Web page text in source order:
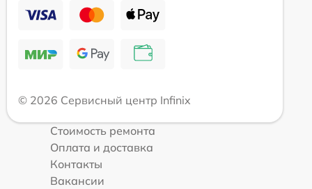
© 2026 Сервисный центр Infinix
Стоимость ремонта
Оплата и доставка
Контакты
Вакансии